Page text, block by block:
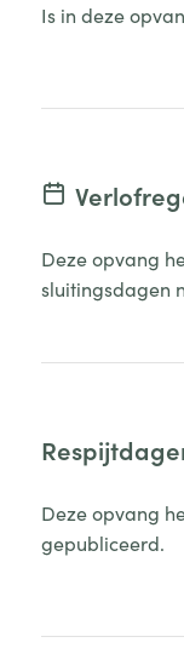
Is in deze
Deze opvang
sluitingsdagen
Deze opvang
gepubliceerd.